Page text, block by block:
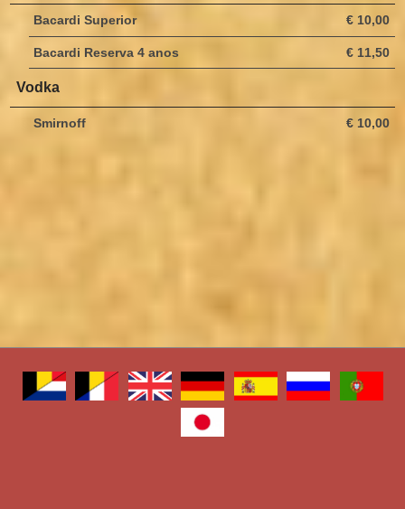
€ 10,00
Bacardi Superior
€ 11,50
Bacardi Reserva 4 anos
Vodka
€ 10,00
Smirnoff